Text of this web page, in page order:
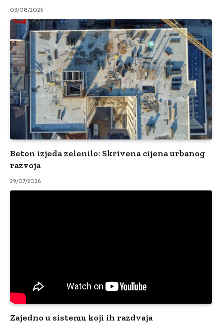
03/08/2026
Beton izjeda zelenilo: Skrivena cijena urbanog
razvoja
29/07/2026
Zajedno u sistemu koji ih razdvaja